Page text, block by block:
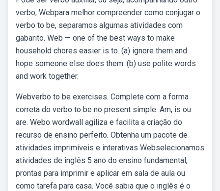
verbo; Webpara melhor compreender como conjugar o
verbo to be, separamos algumas atividades com
gabarito. Web — one of the best ways to make
household chores easier is to. (a) ignore them and
hope someone else does them. (b) use polite words
and work together.
Webverbo to be exercises. Complete com a forma
correta do verbo to be no present simple: Am, is ou
are. Webo wordwall agiliza e facilita a criação do
recurso de ensino perfeito. Obtenha um pacote de
atividades imprimíveis e interativas Webselecionamos
atividades de inglês 5 ano do ensino fundamental,
prontas para imprimir e aplicar em sala de aula ou
como tarefa para casa. Você sabia que o inglês é o